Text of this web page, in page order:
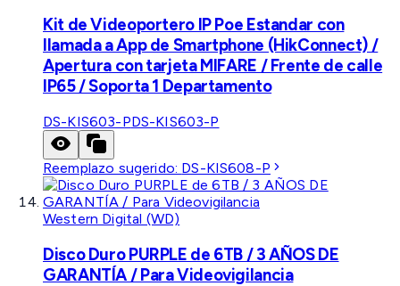
Kit de Videoportero IP Poe Estandar con
llamada a App de Smartphone (HikConnect) /
Apertura con tarjeta MIFARE / Frente de calle
IP65 / Soporta 1 Departamento
DS-KIS603-PDS-KIS603-P
Reemplazo sugerido: DS-KIS608-P
Western Digital (WD)
Disco Duro PURPLE de 6TB / 3 AÑOS DE
GARANTÍA / Para Videovigilancia